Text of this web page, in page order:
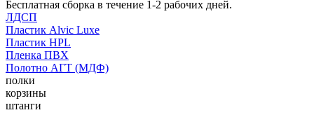
Бесплатная сборка в течение 1-2 рабочих дней.
ЛДСП
Пластик Alvic Luxe
Пластик HPL
Пленка ПВХ
Полотно АГТ (МДФ)
полки
корзины
штанги